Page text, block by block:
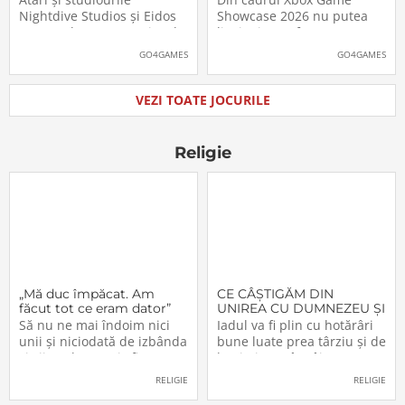
pe platformele moderne
Nightdive Studios și Eidos
Montreal au anunțat jocul
Thief: The Dark Project
PlayStation 5, PlayStation 4,
Xbox Series X|S, Nintendo
Switch 2, Nintendo Switch
GO4GAMES
putea juca
Showcase 2026 nu putea
lipsi Minecraft Dungeons II,
care, pe lângă un nou
oficială de lansare. Astfel,
pasionații se vor putea
aventura în Minecraft
Video: Minecraft
GO4GAMES
VEZI TOATE JOCURILE
Religie
„Mă duc împăcat. Am
făcut tot ce eram dator”
Să nu ne mai îndoim nici
unii şi niciodată de izbânda
şi viitorul acestei sfinte
RELIGIE
CE CÂŞTIGĂM DIN
UNIREA CU DUMNEZEU ŞI
CU FRAŢII (VI)
Iadul va fi plin cu hotărâri
bune luate prea târziu şi de
lacrimi nemângâiate
vărsate prea târziu. Lumea
RELIGIE